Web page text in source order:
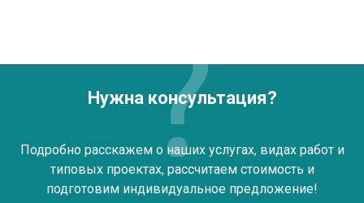
Нужна консультация?
Подробно расскажем о наших услугах, видах работ и
типовых проектах, рассчитаем стоимость и
подготовим индивидуальное предложение!